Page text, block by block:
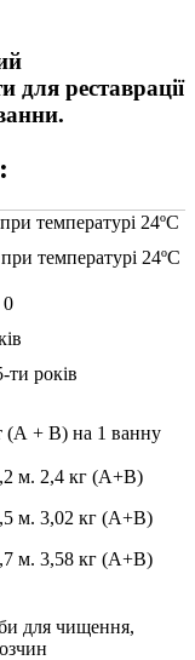
для реставрації
температурі 24ºC
температурі 24ºC
0
років
(А + B) на 1 ванну
м. 2,4 кг (А+B)
м. 3,02 кг (А+B)
м. 3,58 кг (A+B)
для чищення,